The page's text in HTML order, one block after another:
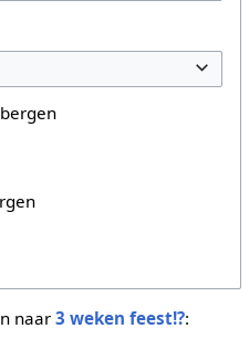
naar 3 weken feest!?: